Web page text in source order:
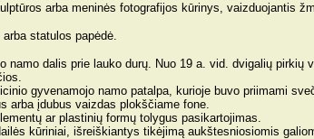
arba meninės fotografijos kūrinys, vaizduojantis
statulos papėdė.
namo dalis prie lauko durų. Nuo 19 a. vid. dvigalių
gyvenamojo namo patalpa, kurioje buvo priimami
arba įdubus vaizdas plokščiame fone.
ar plastinių formų tolygus pasikartojimas.
kūriniai, išreiškiantys tikėjimą aukštesniosiomis